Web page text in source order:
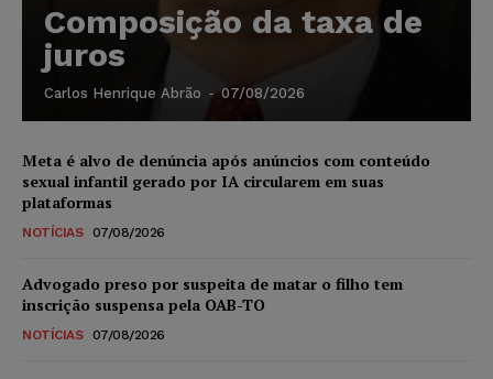
Composição da taxa de
juros
Carlos Henrique Abrão - 07/08/2026
Meta é alvo de denúncia após anúncios com conteúdo
sexual infantil gerado por IA circularem em suas
plataformas
NOTÍCIAS 07/08/2026
Advogado preso por suspeita de matar o filho tem
inscrição suspensa pela OAB-TO
NOTÍCIAS 07/08/2026